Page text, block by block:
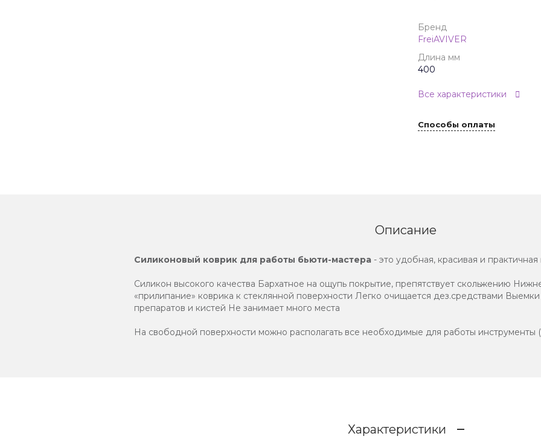
Бренд
FreiAVIVER
Длина мм
400
Все характеристики
Способы оплаты
Описание
Силиконовый коврик для работы бьюти-мастера - это удобная, красивая и
Силикон высокого качества Бархатное на ощупь покрытие, препятствует скольжению
«прилипание» коврика к стеклянной поверхности Легко очищается дез.средствами Выемки
препаратов и кистей Не занимает много места
На свободной поверхности можно располагать все необходимые для работы инструменты
Характеристики